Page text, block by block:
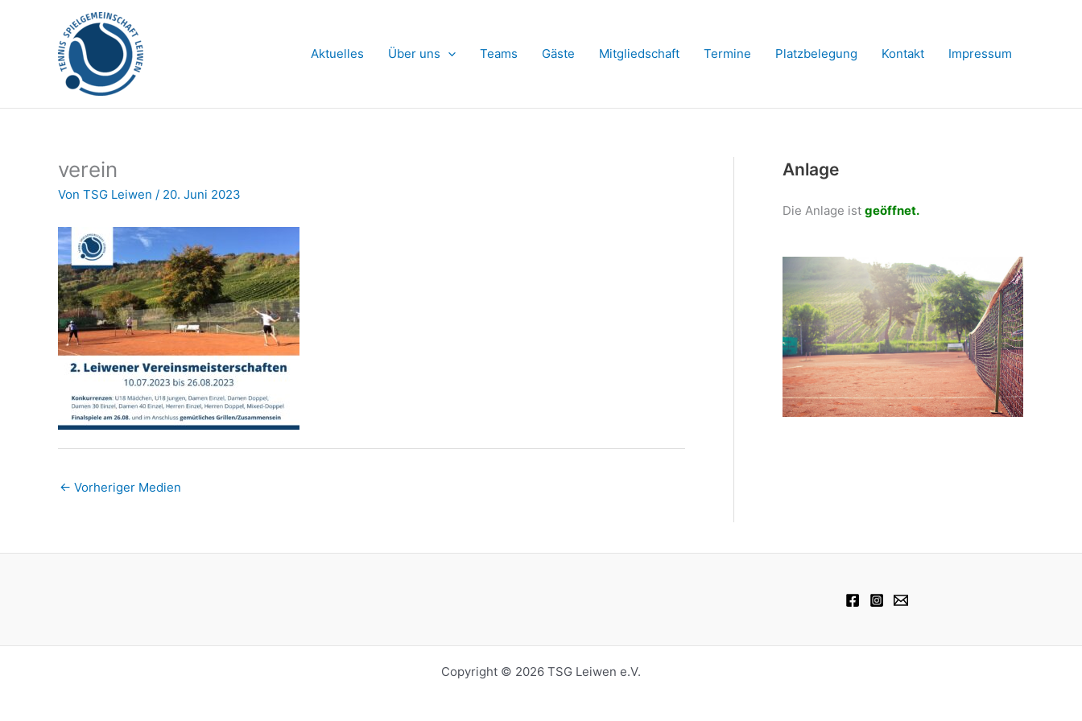
Aktuelles Über uns Teams Gäste Mitgliedschaft Termine Platzbelegung Kontakt Impressum
verein
Von TSG Leiwen / 20. Juni 2023
← Vorheriger Medien
Anlage
Die Anlage ist geöffnet.
Copyright © 2026 TSG Leiwen e.V.